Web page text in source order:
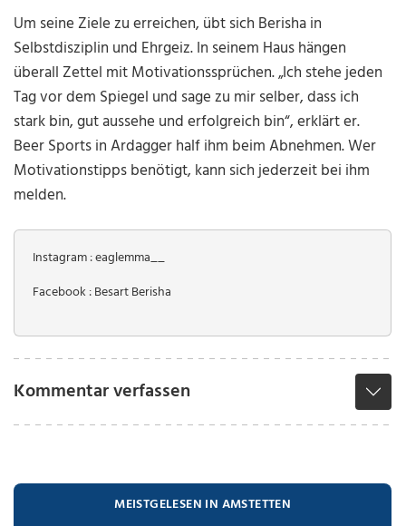
Um seine Ziele zu erreichen, übt sich Berisha in
Selbstdisziplin und Ehrgeiz. In seinem Haus hängen
überall Zettel mit Motivationssprüchen. „Ich stehe jeden
Tag vor dem Spiegel und sage zu mir selber, dass ich
stark bin, gut aussehe und erfolgreich bin“, erklärt er.
Beer Sports in Ardagger half ihm beim Abnehmen. Wer
Motivationstipps benötigt, kann sich jederzeit bei ihm
melden.
Instagram : eaglemma__
Facebook : Besart Berisha
Kommentar verfassen
MEISTGELESEN IN AMSTETTEN